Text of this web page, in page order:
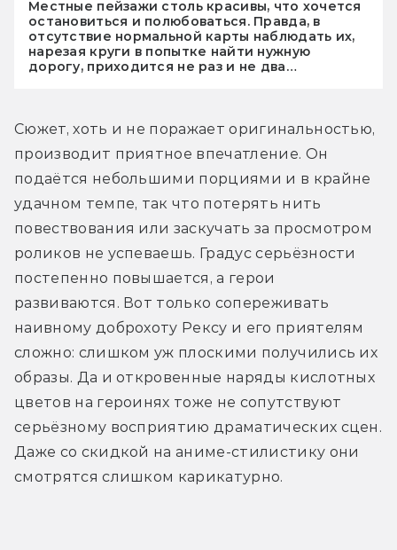
Местные пейзажи столь красивы, что хочется
остановиться и полюбоваться. Правда, в
отсутствие нормальной карты наблюдать их,
нарезая круги в попытке найти нужную
дорогу, приходится не раз и не два…
Сюжет, хоть и не поражает оригинальностью,
производит приятное впечатление. Он
подаётся небольшими порциями и в крайне
удачном темпе, так что потерять нить
повествования или заскучать за просмотром
роликов не успеваешь. Градус серьёзности
постепенно повышается, а герои
развиваются. Вот только сопереживать
наивному доброхоту Рексу и его приятелям
сложно: слишком уж плоскими получились их
образы. Да и откровенные наряды кислотных
цветов на героинях тоже не сопутствуют
серьёзному восприятию драматических сцен.
Даже со скидкой на аниме-стилистику они
смотрятся слишком карикатурно.